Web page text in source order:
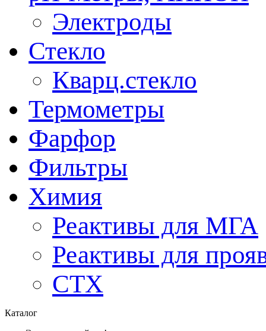
Электроды
Стекло
Кварц.стекло
Термометры
Фарфор
Фильтры
Химия
Реактивы для МГА
Реактивы для
СТХ
Каталог